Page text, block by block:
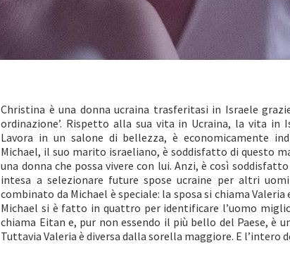
Christina è una donna ucraina trasferitasi in Israele
ordinazione’. Rispetto alla sua vita in Ucraina, la vita in
Lavora in un salone di bellezza, è economicamente
Michael, il suo marito israeliano, è soddisfatto di questo
una donna che possa vivere con lui. Anzi, è così
intesa a selezionare future spose ucraine per altri
combinato da Michael è speciale: la sposa si chiama
Michael si è fatto in quattro per identificare l’uomo
chiama Eitan e, pur non essendo il più bello del Paese, è
Tuttavia Valeria è diversa dalla sorella maggiore. E l’intero